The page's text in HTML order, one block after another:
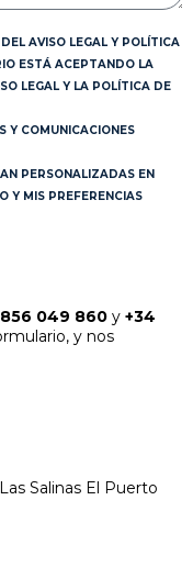
AVISO LEGAL Y POLÍTICA
ESTÁ ACEPTANDO LA
LEGAL Y LA POLÍTICA DE
Y COMUNICACIONES
PERSONALIZADAS EN
Y MIS PREFERENCIAS
049 860 y +34
y nos
Salinas El Puerto